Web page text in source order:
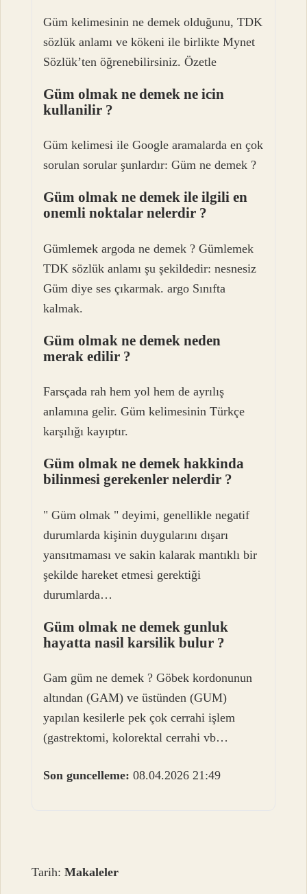
Güm kelimesinin ne demek olduğunu, TDK
sözlük anlamı ve kökeni ile birlikte Mynet
Sözlük’ten öğrenebilirsiniz. Özetle
Güm olmak ne demek ne icin
kullanilir ?
Güm kelimesi ile Google aramalarda en çok
sorulan sorular şunlardır: Güm ne demek ?
Güm olmak ne demek ile ilgili en
onemli noktalar nelerdir ?
Gümlemek argoda ne demek ? Gümlemek
TDK sözlük anlamı şu şekildedir: nesnesiz
Güm diye ses çıkarmak. argo Sınıfta
kalmak.
Güm olmak ne demek neden
merak edilir ?
Farsçada rah hem yol hem de ayrılış
anlamına gelir. Güm kelimesinin Türkçe
karşılığı kayıptır.
Güm olmak ne demek hakkinda
bilinmesi gerekenler nelerdir ?
" Güm olmak " deyimi, genellikle negatif
durumlarda kişinin duygularını dışarı
yansıtmaması ve sakin kalarak mantıklı bir
şekilde hareket etmesi gerektiği
durumlarda…
Güm olmak ne demek gunluk
hayatta nasil karsilik bulur ?
Gam güm ne demek ? Göbek kordonunun
altından (GAM) ve üstünden (GUM)
yapılan kesilerle pek çok cerrahi işlem
(gastrektomi, kolorektal cerrahi vb…
Son guncelleme: 08.04.2026 21:49
Tarih:Makaleler